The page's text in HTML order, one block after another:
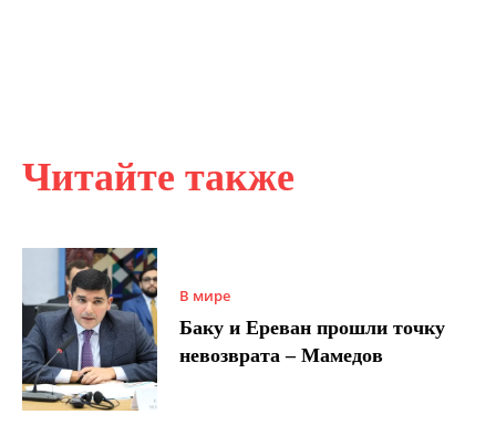
Читайте также
В мире
Баку и Ереван прошли точку
невозврата – Мамедов